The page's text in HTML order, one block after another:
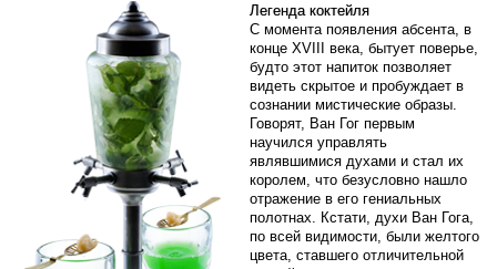
Легенда коктейля
С момента появления абсента, в
конце XVIII века, бытует поверье,
будто этот напиток позволяет
видеть скрытое и пробуждает в
сознании мистические образы.
Говорят, Ван Гог первым
научился управлять
являвшимися духами и стал их
королем, что безусловно нашло
отражение в его гениальных
полотнах. Кстати, духи Ван Гога,
по всей видимости, были желтого
цвета, ставшего отличительной